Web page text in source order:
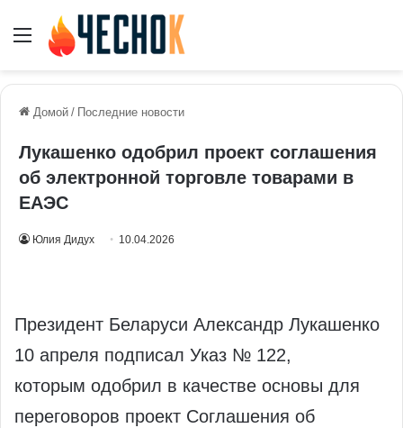
Меню
Домой / Последние новости
Лукашенко одобрил проект соглашения
об электронной торговле товарами в
ЕАЭС
Юлия Дидух 10.04.2026
Президент Беларуси Александр Лукашенко
10 апреля подписал Указ № 122,
которым одобрил в качестве основы для
переговоров проект Соглашения об